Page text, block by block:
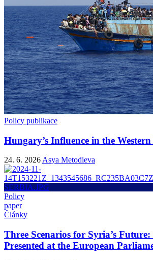
Policy publikace
Hungary’s Influence in the
24. 6. 2026 Asya Metodieva
Policy
paper
Články
Three Scenarios for Syria’s
Presented at the European